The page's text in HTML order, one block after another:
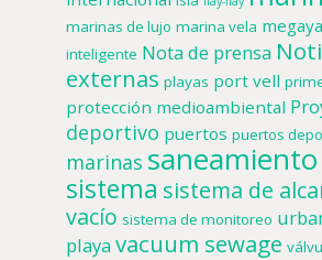
marinas de lujo marina vela
inteligente Nota de prensa
externas playas port vell
protección medioambiental
deportivo puertos puertos
marinas saneamiento
sistema sistema de
vacío sistema de monitoreo
playavacuum sewage